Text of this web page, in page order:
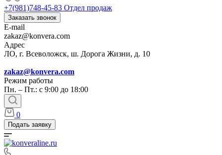
+7(981)748-45-83 Отдел продаж
Заказать звонок
E-mail
zakaz@konvera.com
Адрес
ЛО, г. Всеволожск, ш. Дорога Жизни, д. 10
zakaz@konvera.com
Режим работы
Пн. – Пт.: с 9:00 до 18:00
0
Подать заявку